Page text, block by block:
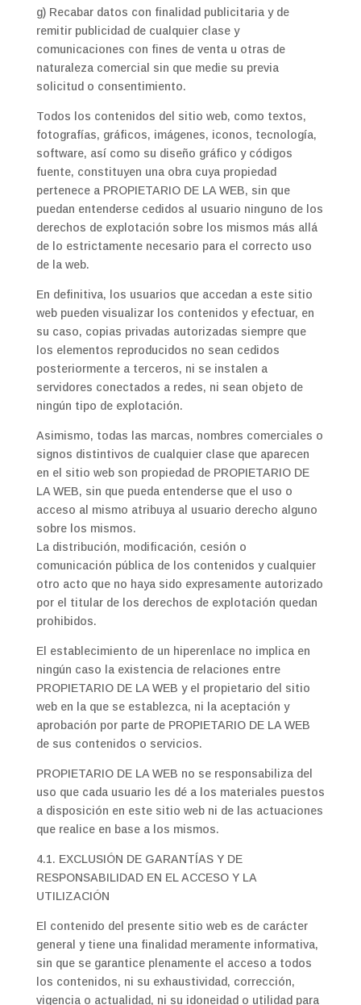
g) Recabar datos con finalidad publicitaria y de
remitir publicidad de cualquier clase y
comunicaciones con fines de venta u otras de
naturaleza comercial sin que medie su previa
solicitud o consentimiento.
Todos los contenidos del sitio web, como textos,
fotografías, gráficos, imágenes, iconos, tecnología,
software, así como su diseño gráfico y códigos
fuente, constituyen una obra cuya propiedad
pertenece a PROPIETARIO DE LA WEB, sin que
puedan entenderse cedidos al usuario ninguno de los
derechos de explotación sobre los mismos más allá
de lo estrictamente necesario para el correcto uso
de la web.
En definitiva, los usuarios que accedan a este sitio
web pueden visualizar los contenidos y efectuar, en
su caso, copias privadas autorizadas siempre que
los elementos reproducidos no sean cedidos
posteriormente a terceros, ni se instalen a
servidores conectados a redes, ni sean objeto de
ningún tipo de explotación.
Asimismo, todas las marcas, nombres comerciales o
signos distintivos de cualquier clase que aparecen
en el sitio web son propiedad de PROPIETARIO DE
LA WEB, sin que pueda entenderse que el uso o
acceso al mismo atribuya al usuario derecho alguno
sobre los mismos.
La distribución, modificación, cesión o
comunicación pública de los contenidos y cualquier
otro acto que no haya sido expresamente autorizado
por el titular de los derechos de explotación quedan
prohibidos.
El establecimiento de un hiperenlace no implica en
ningún caso la existencia de relaciones entre
PROPIETARIO DE LA WEB y el propietario del sitio
web en la que se establezca, ni la aceptación y
aprobación por parte de PROPIETARIO DE LA WEB
de sus contenidos o servicios.
PROPIETARIO DE LA WEB no se responsabiliza del
uso que cada usuario les dé a los materiales puestos
a disposición en este sitio web ni de las actuaciones
que realice en base a los mismos.
4.1. EXCLUSIÓN DE GARANTÍAS Y DE
RESPONSABILIDAD EN EL ACCESO Y LA
UTILIZACIÓN
El contenido del presente sitio web es de carácter
general y tiene una finalidad meramente informativa,
sin que se garantice plenamente el acceso a todos
los contenidos, ni su exhaustividad, corrección,
vigencia o actualidad, ni su idoneidad o utilidad para